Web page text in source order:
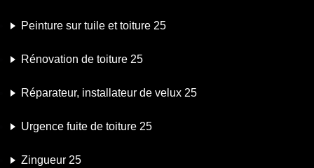
Peinture sur tuile et toiture 25
Rénovation de toiture 25
Réparateur, installateur de velux 25
Urgence fuite de toiture 25
Zingueur 25